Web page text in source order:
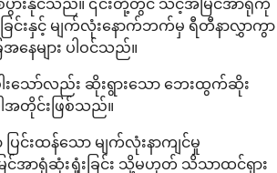
စ်ပွားနိုင်သည်။ ၎င်းတို့တွင် သင့်အမြင်အာရုံကို
ြင်းနှင့် မျက်လုံးနောက်ဘက်မှ ရီတီနာလွှာကွာ
နေများ ပါဝင်သည်။
းသော်လည်း ဆိုးရွားသော ဘေးထွက်ဆိုး
ါအတိုင်းဖြစ်သည်။
င်းထန်သော မျက်လုံးနာကျင်မှု
အာရုံဆုံးရှုံးခြင်း သို့မဟုတ် သိသာထင်ရှား